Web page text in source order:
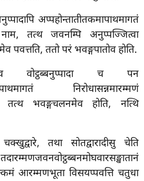
अप्पहोन्तातीतकमापाथमागतं
तत्थ जवनम्पि अनुप्पज्जित्वा
पवत्तति, ततो परं भवङ्गपातोव होति.
च पन
निरोधासन्नमारम्मणं
भवङ्गचलनमेव होति, नत्थि
तथा सोतद्वारादीसु चेति
आरम्मणभूता विसयप्पवत्ति चतुधा